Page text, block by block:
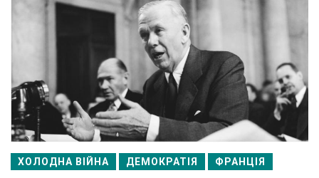
ХОЛОДНА ВІЙНА ДЕМОКРАТІЯ ФРАНЦІЯ